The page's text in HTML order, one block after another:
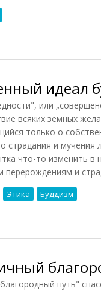
идеал
или
всяких земных
только о
страдания и мучения
что-то изменить в
перерождениям и
Этика Буддизм
путь"